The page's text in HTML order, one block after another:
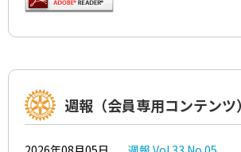
週報（会員専用コンテンツ）